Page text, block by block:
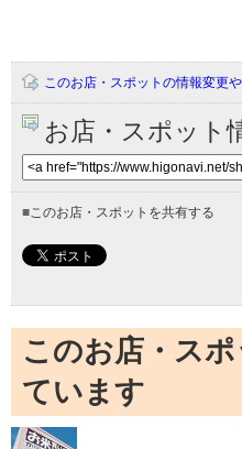
このお店・スポットの情報変更
お店・スポット
■このお店・スポットを共有する
このお店・ス
ています